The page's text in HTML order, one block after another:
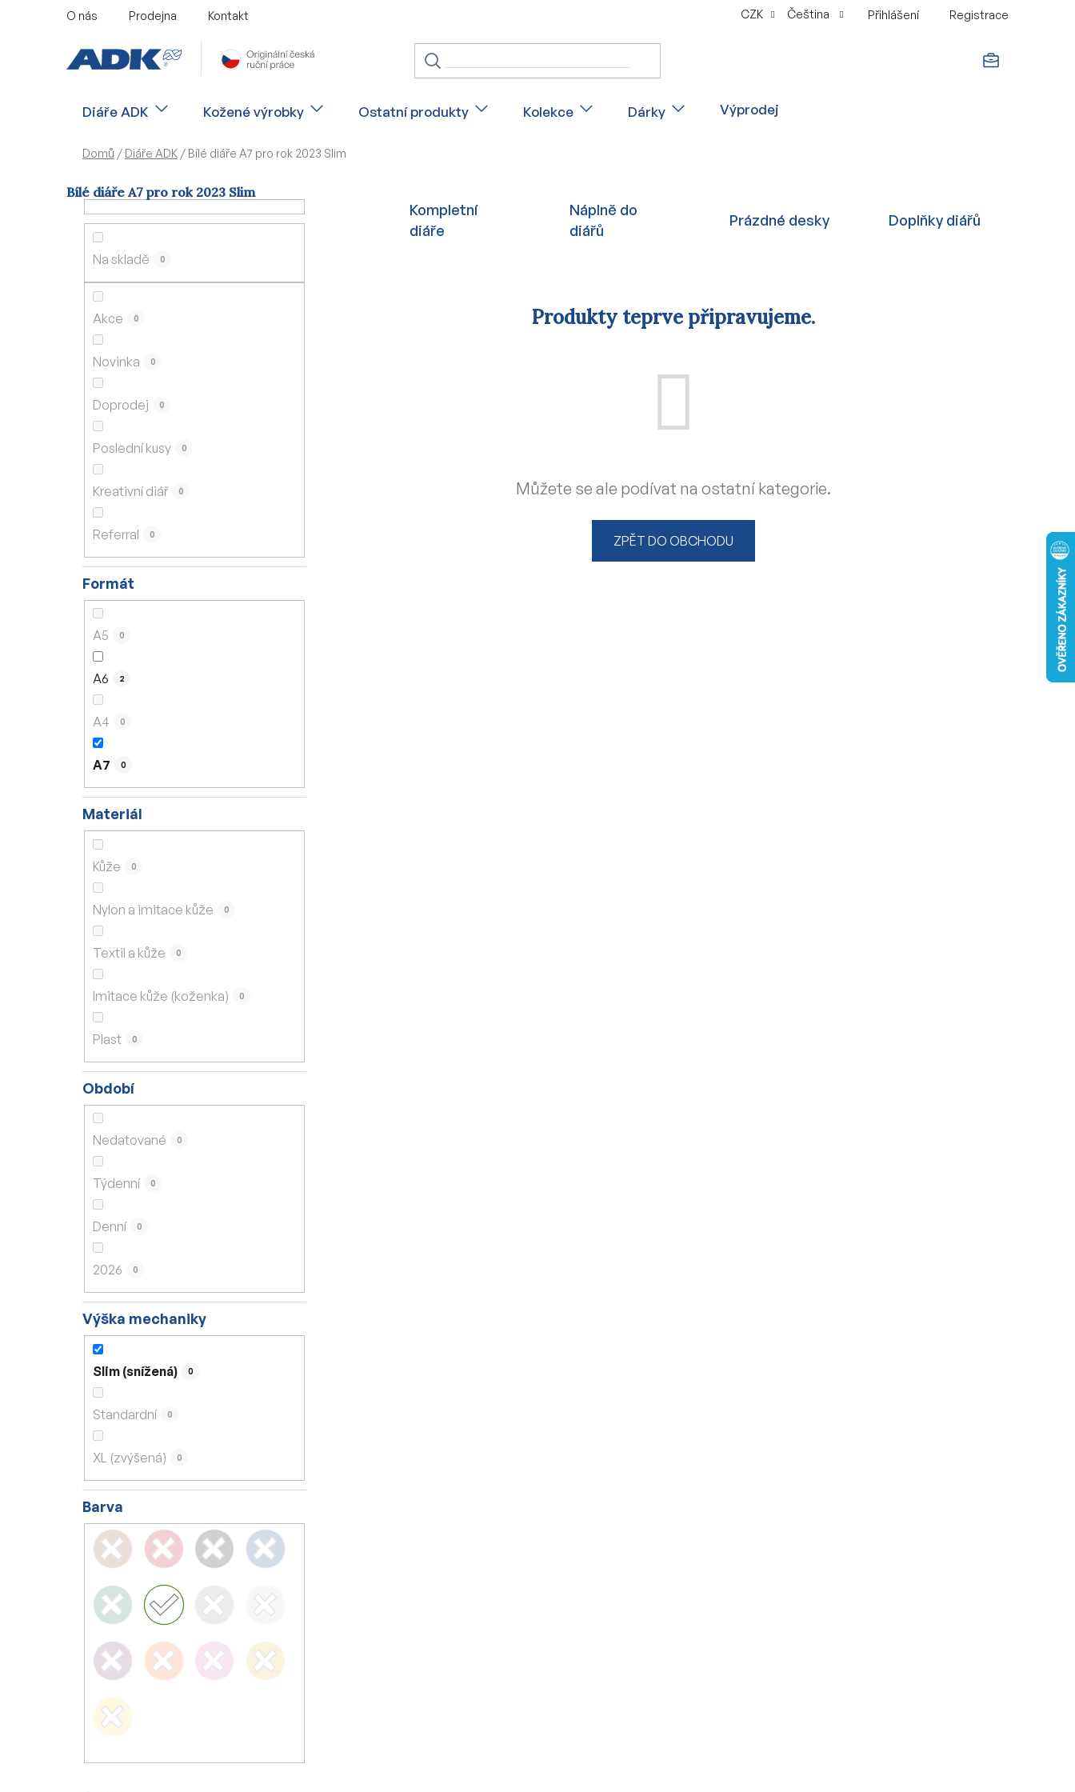
O nás Prodejna Kontakt CZK Čeština Přihlášení Registrace
Diáře ADK Kožené výrobky Ostatní produkty Kolekce Dárky Výprodej
Domů / Diáře ADK / Bílé diáře A7 pro rok 2023 Slim
Bílé diáře A7 pro rok 2023 Slim
Na skladě 0
Akce 0
Novinka 0
Doprodej 0
Poslední kusy 0
Kreativní diář 0
Referral 0
Formát
A5 0
A6 2
A4 0
A7 0
Materiál
Kůže 0
Nylon a imitace kůže 0
Textil a kůže 0
Imitace kůže (koženka) 0
Plast 0
Období
Nedatované 0
Týdenní 0
Denní 0
2026 0
Výška mechaniky
Slim (snížená) 0
Standardní 0
XL (zvýšená) 0
Barva
Kompletní
diáře
Náplně do
diářů
Prázdné desky Doplňky diářů
Produkty teprve připravujeme.
Můžete se ale podívat na ostatní kategorie.
ZPĚT DO OBCHODU